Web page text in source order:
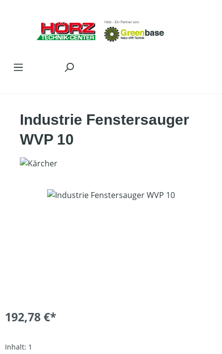
Industrie Fenstersauger
WVP 10
Bildergalerie überspringen
192,78 €*
Inhalt: 1